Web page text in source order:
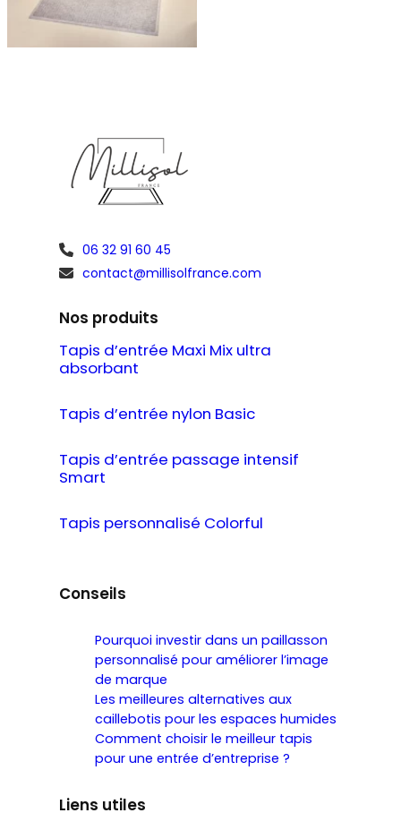
06 32 91 60 45
contact@millisolfrance.com
Nos produits
Tapis d’entrée Maxi Mix ultra
absorbant
Tapis d’entrée nylon Basic
Tapis d’entrée passage intensif
Smart
Tapis personnalisé Colorful
Conseils
Pourquoi investir dans un paillasson
personnalisé pour améliorer l’image
de marque
Les meilleures alternatives aux
caillebotis pour les espaces humides
Comment choisir le meilleur tapis
pour une entrée d’entreprise ?
Liens utiles